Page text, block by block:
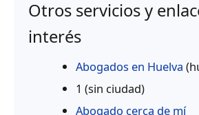
Otros servicios y
interés
Abogados en Huelva
1 (sin ciudad)
Abogado cerca de mí